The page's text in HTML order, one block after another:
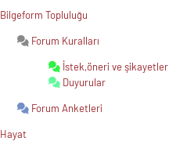
Bilgeform Topluluğu
Forum Kuralları
İstek,öneri ve şikayetler
Duyurular
Forum Anketleri
Hayat